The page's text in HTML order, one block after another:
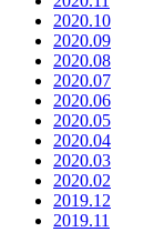
2020.10
2020.09
2020.08
2020.07
2020.06
2020.05
2020.04
2020.03
2020.02
2019.12
2019.11